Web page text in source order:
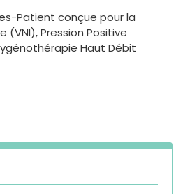
English
Patient conçue pour la
(VNI), Pression Positive
Haut Débit